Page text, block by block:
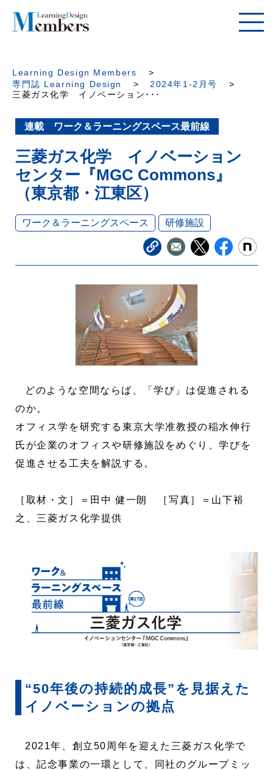
Learning Design Members
専門誌 Learning Design
2024年1-2月号
三菱ガス化学 イノベーション･･･
連載 ワーク＆ラーニングスペース最前線
三菱ガス化学 イノベーション
センター『MGC Commons』
（東京都・江東区）
ワーク＆ラーニングスペース 研修施設
どのような空間ならば、「学び」は促進される
のか。
オフィス学を研究する東京大学准教授の稲水伸行
氏が企業のオフィスや研修施設をめぐり、学びを
促進させる工夫を解説する。
［取材・文］＝田中 健一朗 ［写真］＝山下裕
之、三菱ガス化学提供
“50年後の持続的成長”を見据えた
イノベーションの拠点
2021年、創立50周年を迎えた三菱ガス化学で
は、記念事業の一環として、同社のグループミッ